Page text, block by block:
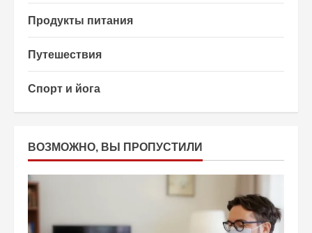
Продукты питания
Путешествия
Спорт и йога
ВОЗМОЖНО, ВЫ ПРОПУСТИЛИ